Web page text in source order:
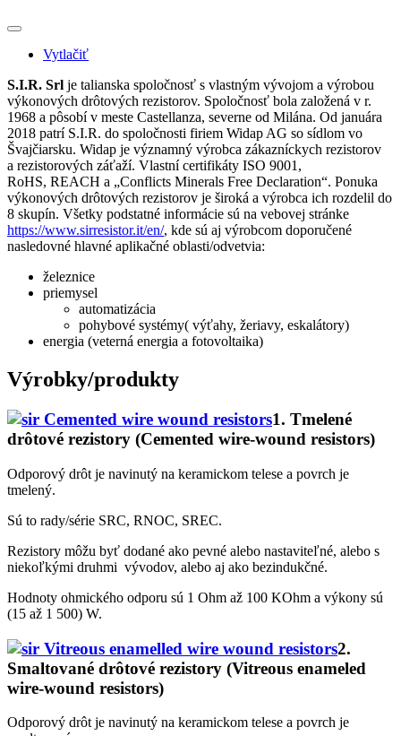
Vytlačiť
S.I.R. Srl je talianska spoločnosť s vlastným vývojom a výrobou
výkonových drôtových rezistorov. Spoločnosť bola založená v r.
1968 a pôsobí v meste Castellanza, severne od Milána. Od januára
2018 patrí S.I.R. do spoločnosti firiem Widap AG so sídlom vo
Švajčiarsku. Widap je významný výrobca zákazníckych rezistorov
a rezistorových záťaží. Vlastní certifikáty ISO 9001,
RoHS, REACH a „Conflicts Minerals Free Declaration“. Ponuka
výkonových drôtových rezistorov je široká a výrobca ich rozdelil do
8 skupín. Všetky podstatné informácie sú na vebovej stránke
https://www.sirresistor.it/en/, kde sú aj výrobcom doporučené
nasledovné hlavné aplikačné oblasti/odvetvia:
železnice
priemysel
automatizácia
pohybové systémy( výťahy, žeriavy, eskalátory)
energia (veterná energia a fotovoltaika)
Výrobky/produkty
1. Tmelené
drôtové rezistory (Cemented wire-wound resistors)
Odporový drôt je navinutý na keramickom telese a povrch je
tmelený.
Sú to rady/série SRC, RNOC, SREC.
Rezistory môžu byť dodané ako pevné alebo nastaviteľné, alebo s
niekoľkými druhmi vývodov, alebo aj ako bezindukčné.
Hodnoty ohmického odporu sú 1 Ohm až 100 KOhm a výkony sú
(15 až 1 500) W.
2.
Smaltované drôtové rezistory (Vitreous enameled
wire-wound resistors)
Odporový drôt je navinutý na keramickom telese a povrch je